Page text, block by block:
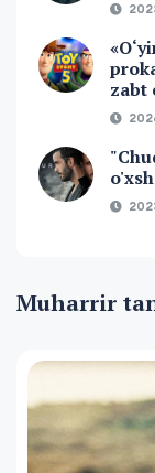
zabt
Muharrir